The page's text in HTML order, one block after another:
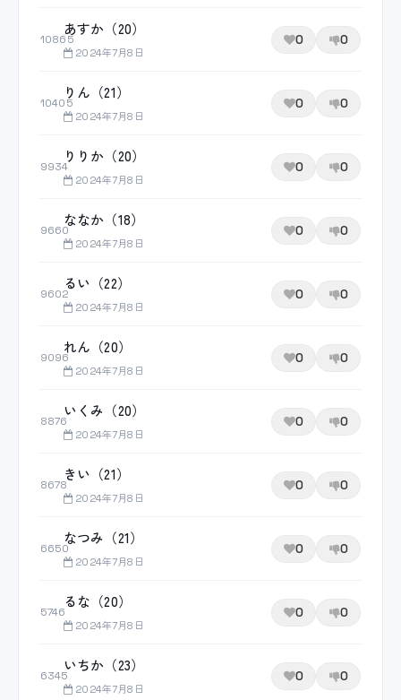
10865
あすか（20）
2024年7月8日
0 0
10405
りん（21）
2024年7月8日
0 0
9934
りりか（20）
2024年7月8日
0 0
9660
ななか（18）
2024年7月8日
0 0
9602
るい（22）
2024年7月8日
0 0
9096
れん（20）
2024年7月8日
0 0
8876
いくみ（20）
2024年7月8日
0 0
8678
きい（21）
2024年7月8日
0 0
6650
なつみ（21）
2024年7月8日
0 0
5746
るな（20）
2024年7月8日
0 0
6345
いちか（23）
2024年7月8日
0 0